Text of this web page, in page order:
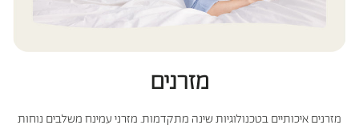
כריות מלונות היוקרה
מזרנים
מזרנים איכותיים בטכנולוגיות שינה מתקדמות. מזרני עמינח משלבים נוחות